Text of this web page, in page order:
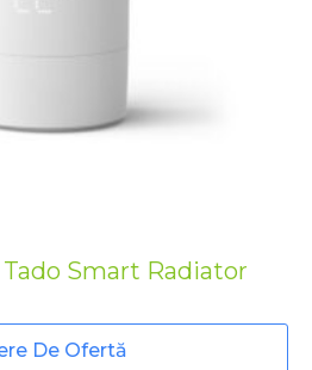
Smart Radiator
De Ofertă